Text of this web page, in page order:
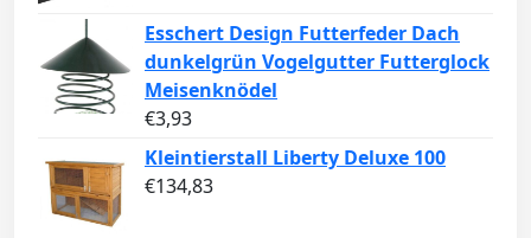
Esschert Design Futterfeder Dach
dunkelgrün Vogelgutter Futterglock
Meisenknödel
€3,93
Kleintierstall Liberty Deluxe 100
€134,83